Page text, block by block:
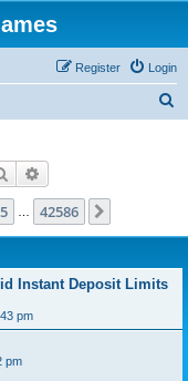
Login
Register
Search
5 42586
Instant Deposit Limits
pm
pm